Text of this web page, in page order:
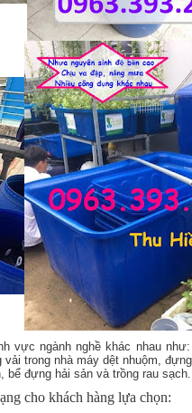
vực ngành nghề khác nhau như:
trong nhà máy dệt nhuộm, đựng
bể đựng hải sản và trồng rau sạch.
cho khách hàng lựa chọn: